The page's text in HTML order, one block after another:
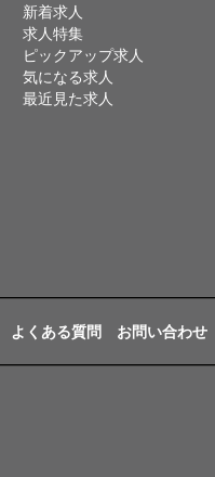
新着求人
求人特集
ピックアップ求人
気になる求人
最近見た求人
よくある質問 お問い合わせ